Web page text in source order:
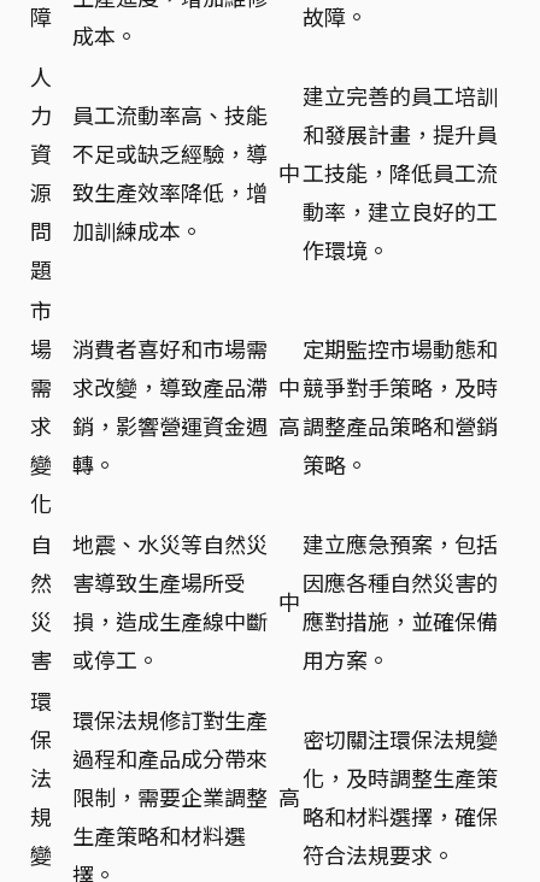
障
成本。
故障。
人
力
資
源
問
題
員工流動率高、技能
不足或缺乏經驗，導
致生產效率降低，增
加訓練成本。
中
建立完善的員工培訓
和發展計畫，提升員
工技能，降低員工流
動率，建立良好的工
作環境。
市
場
需
求
變
化
消費者喜好和市場需
求改變，導致產品滯
銷，影響營運資金週
轉。
中
高
定期監控市場動態和
競爭對手策略，及時
調整產品策略和營銷
策略。
自
然
災
害
地震、水災等自然災
害導致生產場所受
損，造成生產線中斷
或停工。
中
建立應急預案，包括
因應各種自然災害的
應對措施，並確保備
用方案。
環
保
法
規
變
環保法規修訂對生產
過程和產品成分帶來
限制，需要企業調整
生產策略和材料選
擇。
高
密切關注環保法規變
化，及時調整生產策
略和材料選擇，確保
符合法規要求。